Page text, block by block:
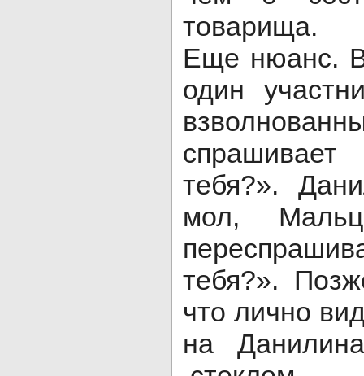
товарища.
Еще нюанс.
один
тебя?».
мол,
тебя?».
что лично
на